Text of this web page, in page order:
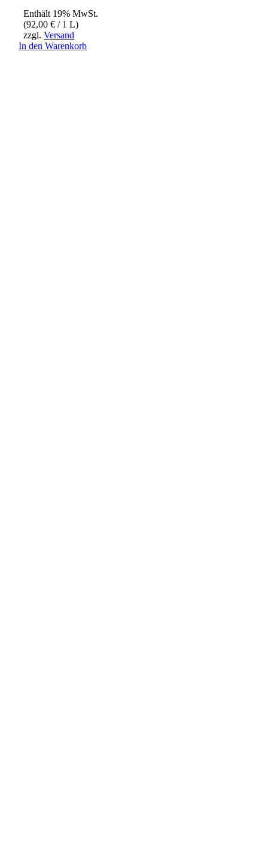
Enthält 19% MwSt.
(92,00€ / 1 L)
zzgl.Versand
In den Warenkorb